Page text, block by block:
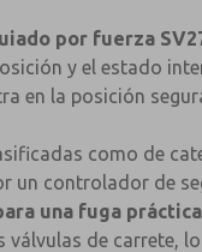
por fuerza
y el estado
en la posición
como de
un controlador de
una fuga
válvulas de carrete,